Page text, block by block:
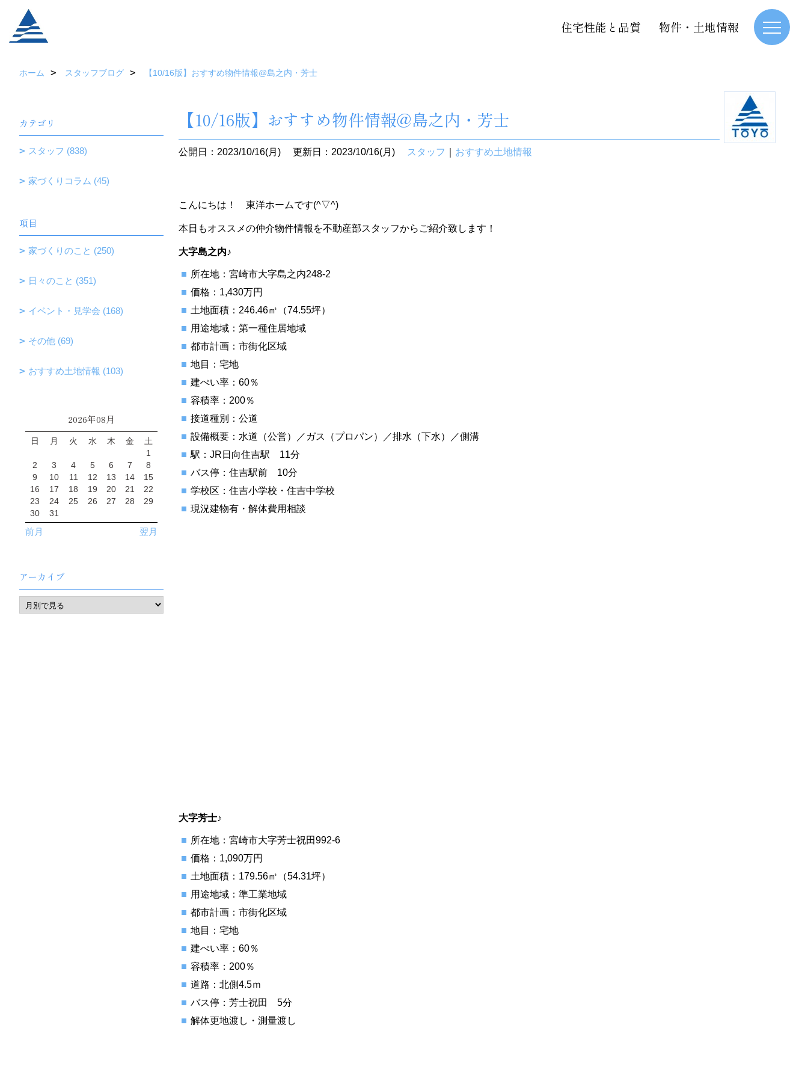
住宅性能と品質 物件・土地情報
ホーム スタッフブログ 【10/16版】おすすめ物件情報@島之内・芳士
【10/16版】おすすめ物件情報@島之内・芳士
公開日：2023/10/16(月) 更新日：2023/10/16(月) スタッフ おすすめ土地情報
こんにちは！ 東洋ホームです(^▽^)
本日もオススメの仲介物件情報を不動産部スタッフからご紹介致します！
大字島之内♪
所在地：宮崎市大字島之内248-2
価格：1,430万円
土地面積：246.46㎡（74.55坪）
用途地域：第一種住居地域
都市計画：市街化区域
地目：宅地
建ぺい率：60％
容積率：200％
接道種別：公道
設備概要：水道（公営）／ガス（プロパン）／排水（下水）／側溝
駅：JR日向住吉駅 11分
バス停：住吉駅前 10分
学校区：住吉小学校・住吉中学校
現況建物有・解体費用相談
大字芳士♪
所在地：宮崎市大字芳士祝田992-6
価格：1,090万円
土地面積：179.56㎡（54.31坪）
用途地域：準工業地域
都市計画：市街化区域
地目：宅地
建ぺい率：60％
容積率：200％
道路：北側4.5ｍ
バス停：芳士祝田 5分
解体更地渡し・測量渡し
カテゴリ
スタッフ (838)
家づくりコラム (45)
項目
家づくりのこと (250)
日々のこと (351)
イベント・見学会 (168)
その他 (69)
おすすめ土地情報 (103)
2026年08月
日 月 火 水 木 金
土
1
2
3 4 5 6 7
8
9
10 11 12 13 14
15
16
17 18 19 20 21
22
23
24 25 26 27 28
29
30
31
前月 翌月
アーカイブ